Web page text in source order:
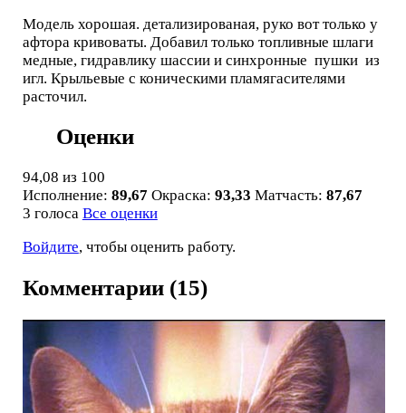
Модель хорошая. детализированая, руко вот только у
афтора кривоваты. Добавил только топливные шлаги
медные, гидравлику шассии и синхронные пушки из
игл. Крыльевые с коническими пламягасителями
расточил.
Оценки
94,08 из 100
Исполнение: 89,67 Окраска: 93,33 Матчасть: 87,67
3 голоса Все оценки
Войдите, чтобы оценить работу.
Комментарии (15)